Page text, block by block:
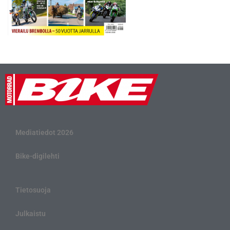
Mediatiedot 2026
Bike-digilehti
Tietosuoja
Julkaistu